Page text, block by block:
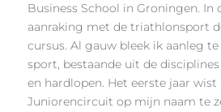
Business School in Groningen. In
aanraking met de triathlonsport
cursus. Al gauw bleek ik aanleg
sport, bestaande uit de
en hardlopen. Het eerste jaar
Juniorencircuit op mijn naam te